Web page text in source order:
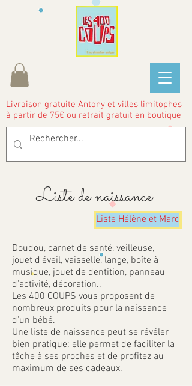
Livraison gratuite Antony et villes limitophes
à partir de 75€ ou retrait gratuit en boutique
Liste de naissance
Liste Hélène et Marc
Doudou, carnet de santé, veilleuse,
jouet d'éveil, vaisselle, lange, boîte à
musique, jouet de dentition, panneau
d'activité, décoration..
Les 400 COUPS vous proposent de
nombreux produits pour la naissance
d'un bébé.
Une liste de naissance peut se révéler
bien pratique: elle permet de faciliter la
tâche à ses proches et de profitez au
maximum de ses cadeaux.